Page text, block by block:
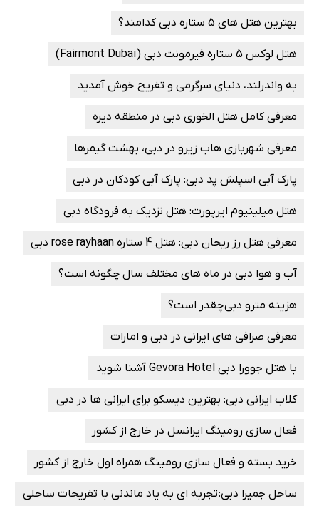
بهترین هتل های 5 ستاره دبی کدامند؟
هتل لوکس 5 ستاره فیرمونت دبی (Fairmont Dubai)
به واندرلند، دنیای سرگرمی و تفریح خوش آمدید
معرفی کامل هتل الخوری دبی در منطقه دیره
معرفی شهربازی هاب زیرو در دبی، بهشت گیمرها
پارک آبی اسپلش پد دبی: پارک آبی کودکان در دبی
هتل میلینیوم ایرپورت: هتل نزدیک به فرودگاه دبی
معرفی هتل رز ریحان دبی: هتل 4 ستاره rose rayhaan دبی
آب و هوا دبی در ماه های مختلف سال چگونه است؟
هزینه مترو دبی چقدر است؟
معرفی صرافی های ایرانی در دبی و امارات
با هتل جوورا دبی Gevora Hotel آشنا شوید
کلاب ایرانی دبی: بهترین دیسکو برای ایرانی ها در دبی
فعال سازی رومینگ ایرانسل در خارج از کشور
خرید بسته و فعال سازی رومینگ همراه اول خارج از کشور
ساحل جمیرا دبی: تجربه ای به یاد ماندنی با تفریحات ساحلی